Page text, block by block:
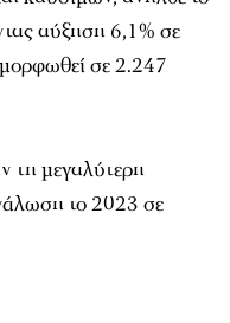
αύξηση 6,1% σε
σε 2.247
τη μεγαλύτερη
το 2023 σε